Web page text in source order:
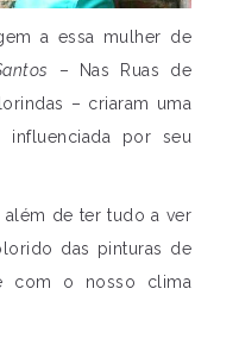
a essa mulher de
– Nas Ruas de
– criaram uma
por seu
além de ter tudo a ver
das pinturas de
com o nosso clima